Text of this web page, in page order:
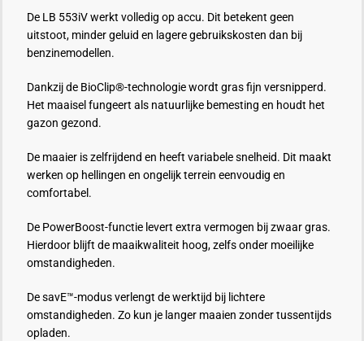
De LB 553iV werkt volledig op accu. Dit betekent geen
uitstoot, minder geluid en lagere gebruikskosten dan bij
benzinemodellen.
Dankzij de BioClip®-technologie wordt gras fijn versnipperd.
Het maaisel fungeert als natuurlijke bemesting en houdt het
gazon gezond.
De maaier is zelfrijdend en heeft variabele snelheid. Dit maakt
werken op hellingen en ongelijk terrein eenvoudig en
comfortabel.
De PowerBoost-functie levert extra vermogen bij zwaar gras.
Hierdoor blijft de maaikwaliteit hoog, zelfs onder moeilijke
omstandigheden.
De savE™-modus verlengt de werktijd bij lichtere
omstandigheden. Zo kun je langer maaien zonder tussentijds
opladen.